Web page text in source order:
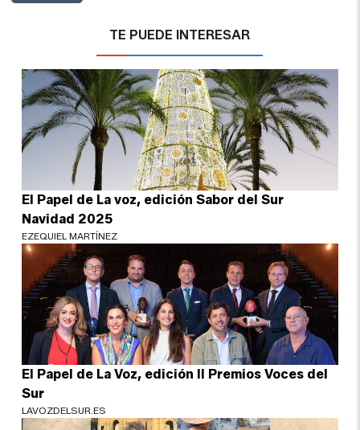
TE PUEDE INTERESAR
El Papel de La voz, edición Sabor del Sur
Navidad 2025
EZEQUIEL MARTÍNEZ
El Papel de La Voz, edición II Premios Voces del
Sur
LAVOZDELSUR.ES